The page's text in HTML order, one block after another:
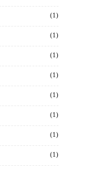
(1)
(1)
(1)
(1)
(1)
(1)
(1)
(1)